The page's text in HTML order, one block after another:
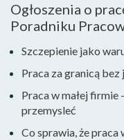
Ogłoszenia o
Poradniku
Szczepienie jako
Praca za granicą bez
Praca w małej
przemysleć
Co sprawia, że